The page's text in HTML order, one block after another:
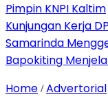
Pimpin KNPI Kaltim
Kunjungan Kerja
Samarinda
Bapokiting
Home /Advertorial